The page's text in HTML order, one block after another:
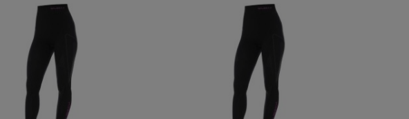
regularna:
299,99 zł
cena:
239,99 zł
DO KOSZYKA
Cena regularna:
Najniższa cena:
DO KOSZYKA